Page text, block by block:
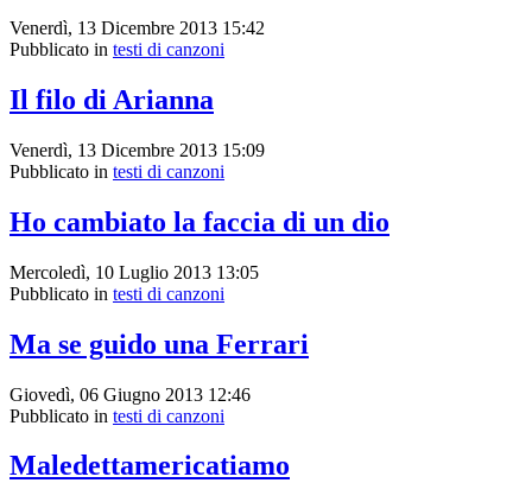
Venerdì, 13 Dicembre 2013 15:42
Pubblicato in testi di canzoni
Il filo di Arianna
Venerdì, 13 Dicembre 2013 15:09
Pubblicato in testi di canzoni
Ho cambiato la faccia di un dio
Mercoledì, 10 Luglio 2013 13:05
Pubblicato in testi di canzoni
Ma se guido una Ferrari
Giovedì, 06 Giugno 2013 12:46
Pubblicato in testi di canzoni
Maledettamericatiamo